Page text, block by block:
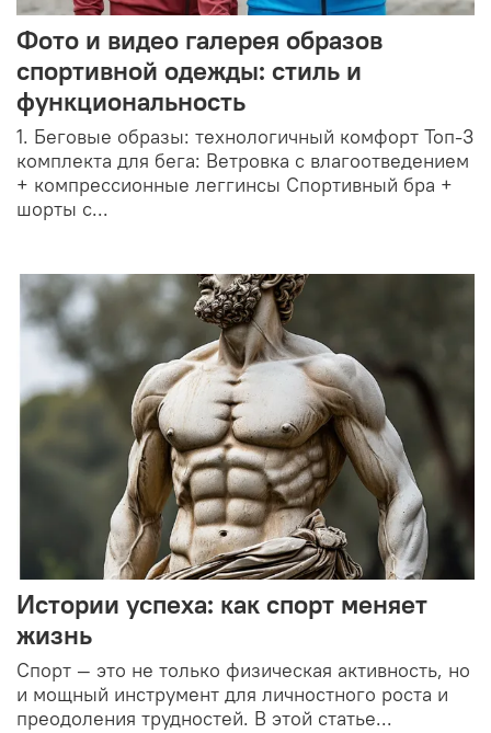
Фото и видео галерея образов
спортивной одежды: стиль и
функциональность
1. Беговые образы: технологичный комфорт Топ-3
комплекта для бега: Ветровка с влагоотведением
+ компрессионные леггинсы Спортивный бра +
шорты с...
Истории успеха: как спорт меняет
жизнь
Спорт — это не только физическая активность, но
и мощный инструмент для личностного роста и
преодоления трудностей. В этой статье...